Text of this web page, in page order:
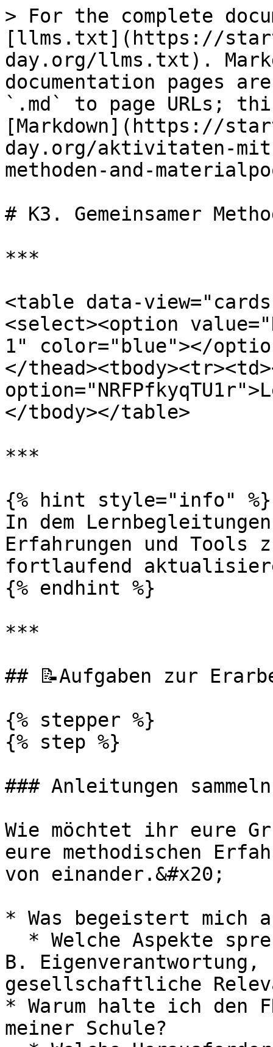
> For the complete
[llms.txt](https://
day.org/llms.txt).
documentation pages
`.md` to page URLs;
[Markdown](https://
day.org/aktivitaten-
methoden-and-
# K3. Gemeinsamer
***
<table data-
<select><option
1" color="blue"></
</
</tbody></table>
***
{% hint style="info" %}
In dem
Erfahrungen und Tools
fortlaufend
{% endhint %}
***
## 📝Aufgaben zur
{% stepper %}
{% step %}
### Anleitungen sammeln
Wie möchtet ihr eure
eure methodischen
von einander.&#x20;
* Was begeistert mich
B.
gesellschaftliche
* Warum halte ich den
meiner Schule?